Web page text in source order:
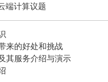
端计算议题
来的好处和挑战
其服务介绍与演示